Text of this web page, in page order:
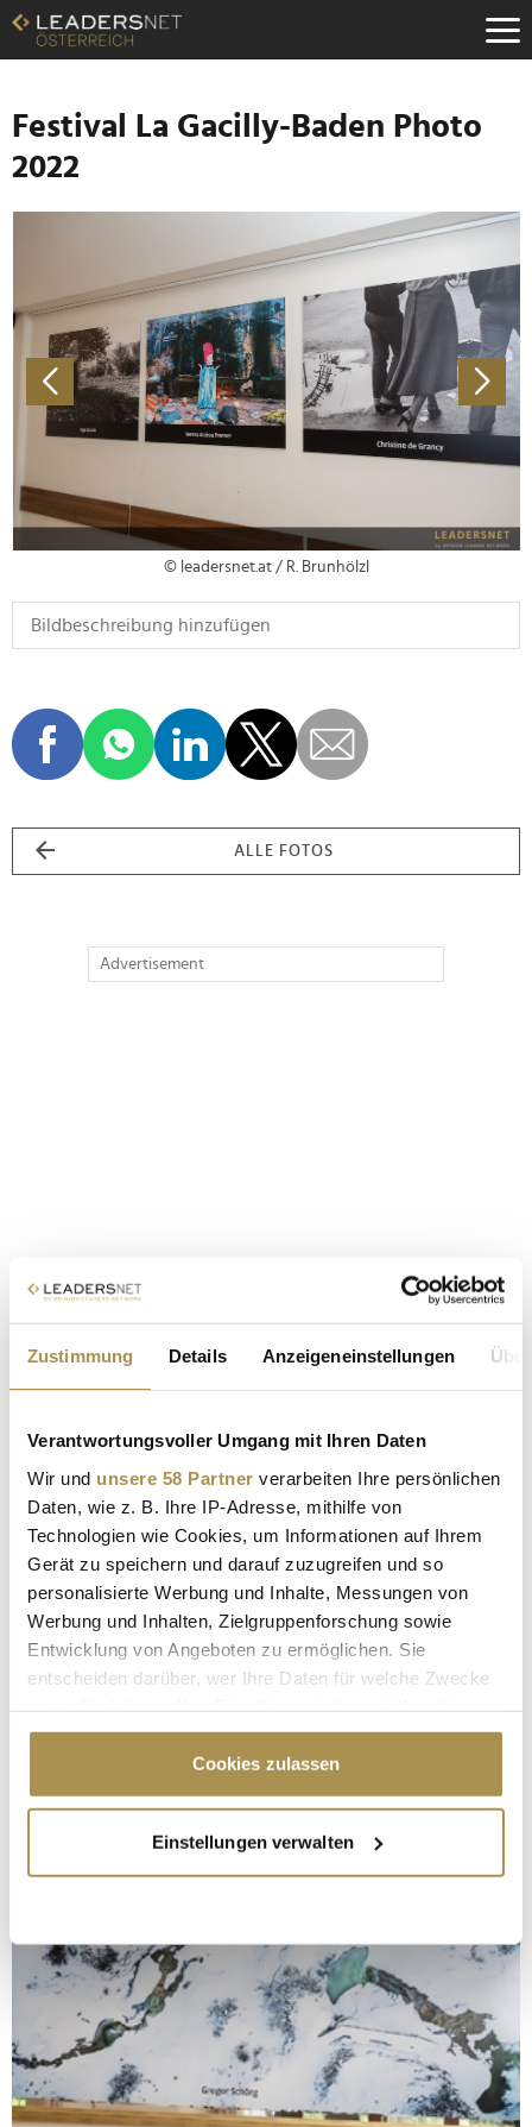
Zustimmung Details Anzeigeneinstellungen
Verantwortungsvoller Umgang mit Ihren Daten
Wir und unsere 58 Partner verarbeiten Ihre persönlichen
Daten, wie z. B. Ihre IP-Adresse, mithilfe von
Technologien wie Cookies, um Informationen auf Ihrem
Gerät zu speichern und darauf zuzugreifen und so
personalisierte Werbung und Inhalte, Messungen von
Werbung und Inhalten, Zielgruppenforschung sowie
Entwicklung von Angeboten zu ermöglichen. Sie
entscheiden darüber, wer Ihre Daten für welche Zwecke
Cookie-Erklärung oder durch Klicken auf das Privacy
Trigger Symbol ändern oder widerrufen
Informationen über Ihre geografische Lage
erfassen, welche bis auf einige Meter genau sein
bestimmten Merkmalen (Fingerprinting) identifizieren
Erfahren Sie mehr darüber, wie Ihre persönlichen Daten
verarbeitet werden, und legen Sie Ihre Präferenzen im
Abschnitt Einzelheiten
fest.
Wir verwenden Cookies, um Inhalte und Anzeigen zu
Cookies zulassen
Einstellungen verwalten
Zum
Inhalt
Zur
Navigation
Zur
Hauptnavigation
Festival La Gacilly-Baden Photo
2022
© leadersnet.at / R. Brunhölzl
ALLE FOTOS
Advertisement